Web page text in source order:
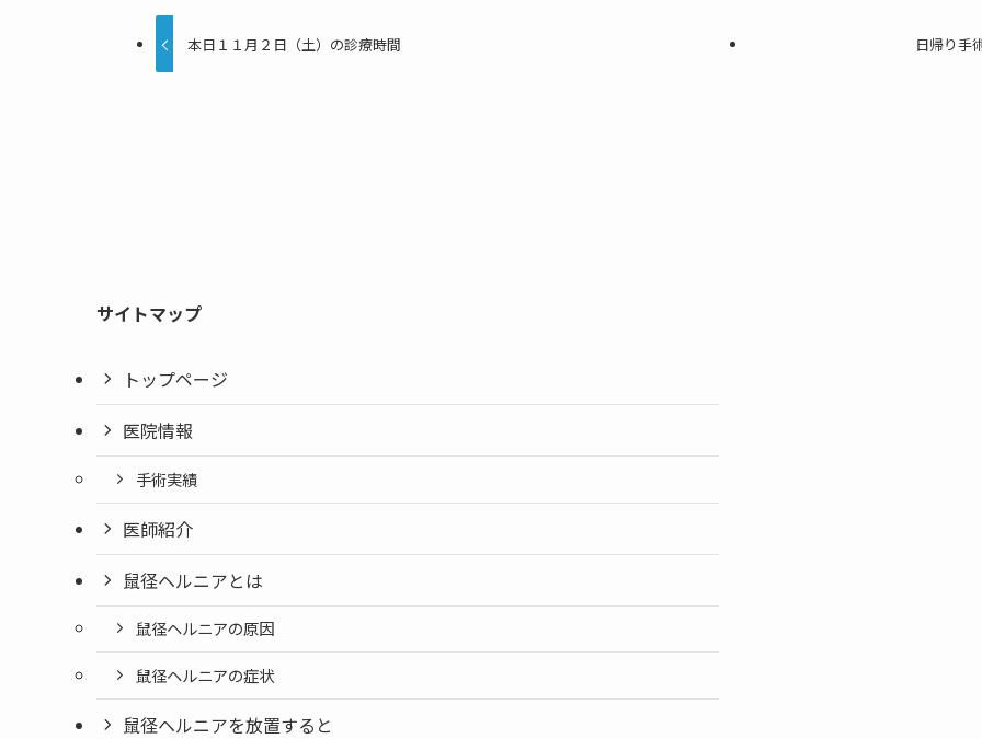
本日１１月２日（土）の診療時間 日帰り手
サイトマップ
トップページ
医院情報
手術実績
医師紹介
鼠径ヘルニアとは
鼠径ヘルニアの原因
鼠径ヘルニアの症状
鼠径ヘルニアを放置すると